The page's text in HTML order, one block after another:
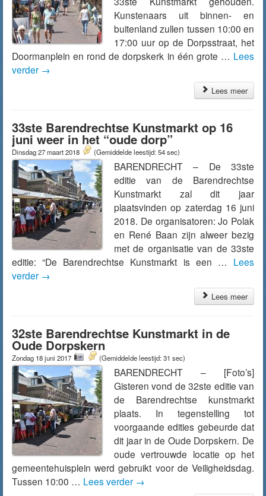
Kunstenaars uit binnen- en
buitenland zullen tussen 10:00 en
17:00 uur op de Dorpsstraat, het
Doormanplein en rond de dorpskerk in één grote … Lees
verder →
Lees meer
33ste Barendrechtse Kunstmarkt op 16
juni weer in het “oude dorp”
Dinsdag 27 maart 2018 (Gemiddelde leestijd: 54 sec)
BARENDRECHT – De 33ste
editie van de Barendrechtse
Kunstmarkt zal dit jaar
plaatsvinden op zaterdag 16 juni
2018. De organisatoren: Jo Polak
en René Baan zijn alweer bezig
met de organisatie van de 33ste
editie: “De Barendrechtse Kunstmarkt is een … Lees
verder →
Lees meer
32ste Barendrechtse Kunstmarkt in de
Oude Dorpskern
Zondag 18 juni 2017 (Gemiddelde leestijd: 31 sec)
BARENDRECHT – [Foto’s]
Gisteren vond de 32ste editie van
de Barendrechtse kunstmarkt
plaats. In tegenstelling tot
voorgaande edities gebeurde dat
dit jaar in de Oude Dorpskern. De
oude vertrouwde locatie op het
gemeentehuisplein werd gebruikt voor de Veiligheidsdag.
Tussen 10:00 … Lees verder →